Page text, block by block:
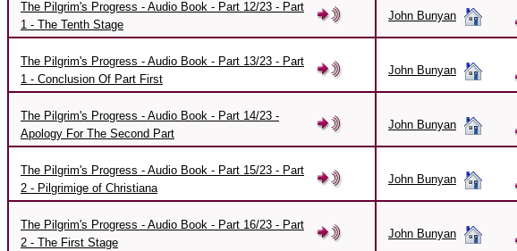
The Pilgrim's Progress - Audio Book - Part 12/23 - Part
1 - The Tenth Stage
John Bunyan
The Pilgrim's Progress - Audio Book - Part 13/23 - Part
1 - Conclusion Of Part First
John Bunyan
The Pilgrim's Progress - Audio Book - Part 14/23 -
Apology For The Second Part
John Bunyan
The Pilgrim's Progress - Audio Book - Part 15/23 - Part
2 - Pilgrimige of Christiana
John Bunyan
The Pilgrim's Progress - Audio Book - Part 16/23 - Part
2 - The First Stage
John Bunyan